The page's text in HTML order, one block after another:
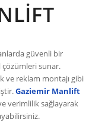
güvenli bir
çözümleri sunar.
ve reklam montajı gibi
Gaziemir Manlift
verimlilik sağlayarak